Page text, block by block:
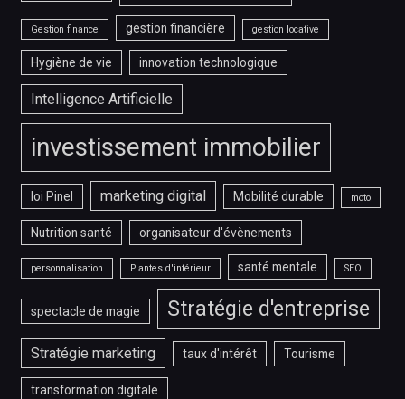
Gestion finance gestion financière gestion locative
Hygiène de vie innovation technologique
Intelligence Artificielle
investissement immobilier
loi Pinel marketing digital Mobilité durable moto
Nutrition santé organisateur d'évènements
personnalisation Plantes d'intérieur santé mentale SEO
spectacle de magie Stratégie d'entreprise
Stratégie marketing taux d'intérêt Tourisme
transformation digitale